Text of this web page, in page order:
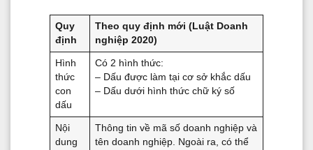
Quy
định
Theo quy định mới (Luật Doanh
nghiệp 2020)
Hình
thức
con
dấu
Có 2 hình thức:
– Dấu được làm tại cơ sở khắc dấu
– Dấu dưới hình thức chữ ký số
Nội
dung
Thông tin về mã số doanh nghiệp và
tên doanh nghiệp. Ngoài ra, có thể